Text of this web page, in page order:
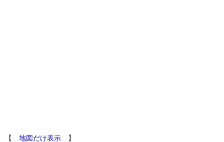
【 地図だけ表示 】